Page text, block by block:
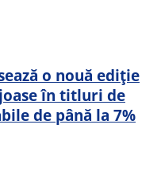
o nouă ediție
în titluri de
de până la 7%